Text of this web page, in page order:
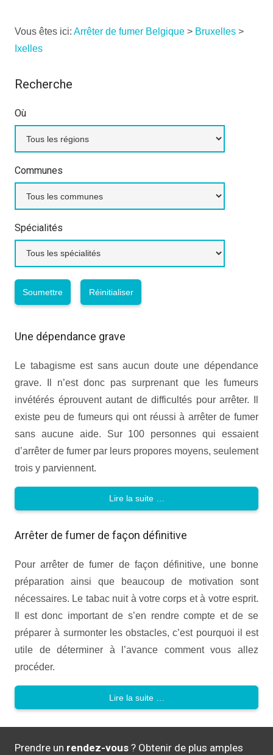
Vous êtes ici: Arrêter de fumer Belgique > Bruxelles >
Ixelles
Recherche
Où
Communes
Spécialités
Une dépendance grave
Le tabagisme est sans aucun doute une dépendance
grave. Il n’est donc pas surprenant que les fumeurs
invétérés éprouvent autant de difficultés pour arrêter. Il
existe peu de fumeurs qui ont réussi à arrêter de fumer
sans aucune aide. Sur 100 personnes qui essaient
d’arrêter de fumer par leurs propores moyens, seulement
trois y parviennent.
Lire la suite …
Arrêter de fumer de façon définitive
Pour arrêter de fumer de façon définitive, une bonne
préparation ainsi que beaucoup de motivation sont
nécessaires. Le tabac nuit à votre corps et à votre esprit.
Il est donc important de s’en rendre compte et de se
préparer à surmonter les obstacles, c’est pourquoi il est
utile de déterminer à l’avance comment vous allez
procéder.
Lire la suite …
Prendre un rendez-vous ? Obtenir de plus amples